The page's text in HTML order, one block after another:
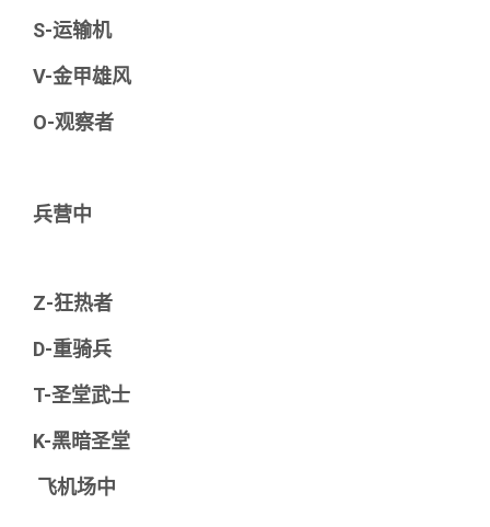
S-运输机
V-金甲雄风
O-观察者
兵营中
Z-狂热者
D-重骑兵
T-圣堂武士
K-黑暗圣堂
飞机场中